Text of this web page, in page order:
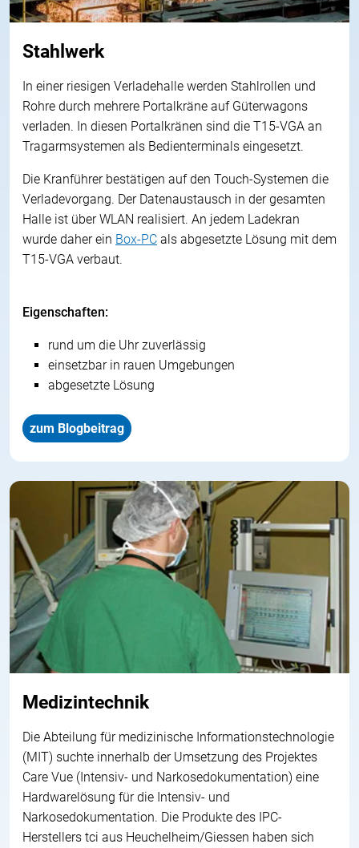
Stahlwerk
In einer riesigen Verladehalle werden Stahlrollen und
Rohre durch mehrere Portalkräne auf Güterwagons
verladen. In diesen Portalkränen sind die T15-VGA an
Tragarmsystemen als Bedienterminals eingesetzt.
Die Kranführer bestätigen auf den Touch-Systemen die
Verladevorgang. Der Datenaustausch in der gesamten
Halle ist über WLAN realisiert. An jedem Ladekran
wurde daher ein Box-PC als abgesetzte Lösung mit dem
T15-VGA verbaut.
Eigenschaften:
rund um die Uhr zuverlässig
einsetzbar in rauen Umgebungen
abgesetzte Lösung
zum Blogbeitrag
Medizintechnik
Die Abteilung für medizinische Informationstechnologie
(MIT) suchte innerhalb der Umsetzung des Projektes
Care Vue (Intensiv- und Narkosedokumentation) eine
Hardwarelösung für die Intensiv- und
Narkosedokumentation. Die Produkte des IPC-
Herstellers tci aus Heuchelheim/Giessen haben sich